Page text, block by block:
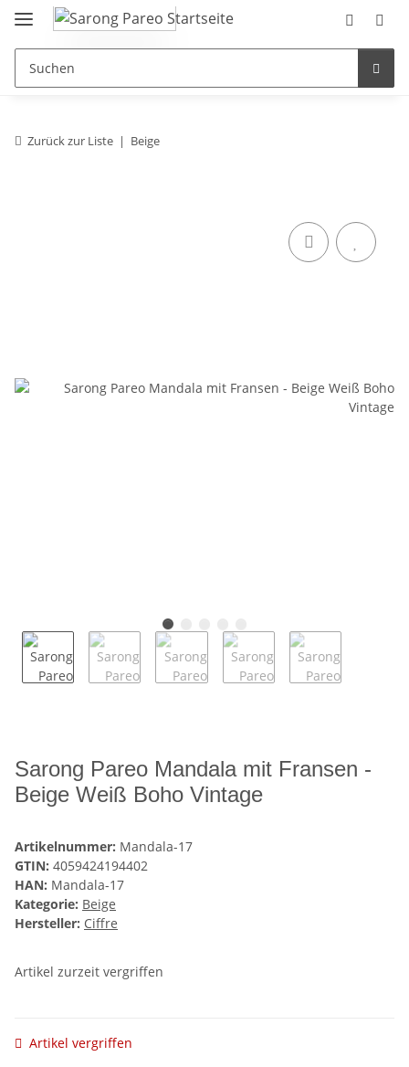
Zurück zur Liste Beige
Sarong Pareo Mandala mit Fransen -
Beige Weiß Boho Vintage
Artikelnummer: Mandala-17
GTIN: 4059424194402
HAN: Mandala-17
Kategorie: Beige
Hersteller: Ciffre
Artikel zurzeit vergriffen
Artikel vergriffen